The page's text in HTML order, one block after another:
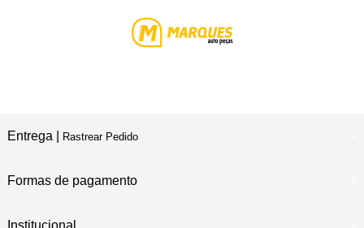
Entrega | Rastrear Pedido
Formas de pagamento